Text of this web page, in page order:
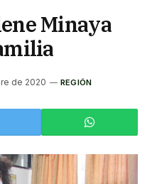
Minaya
de 2020 REGIÓN